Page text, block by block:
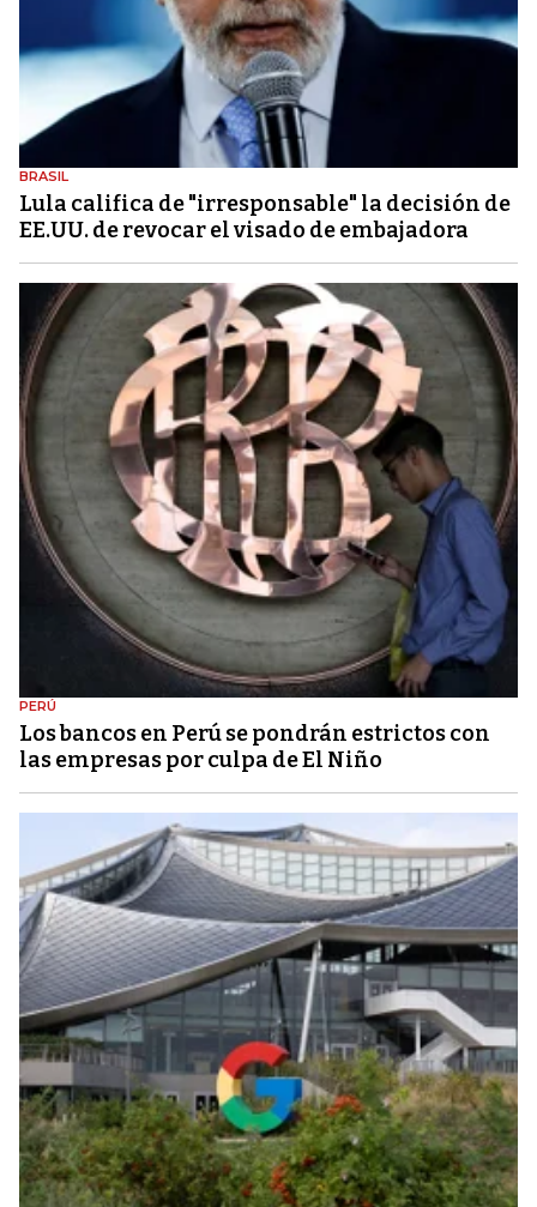
BRASIL
Lula califica de "irresponsable" la decisión de
EE.UU. de revocar el visado de embajadora
PERÚ
Los bancos en Perú se pondrán estrictos con
las empresas por culpa de El Niño